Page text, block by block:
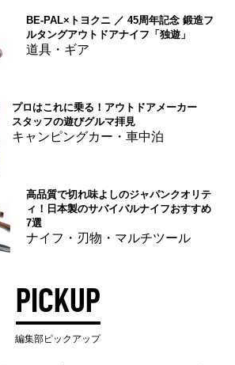
BE-PAL×トヨクニ ／ 45周年記念 鍛造フ
ルタングアウトドアナイフ「独遊」
道具・ギア
プロはこれに乗る！アウトドアメーカー
スタッフの遊びグルマ拝見
キャンピングカー・車中泊
高品質で切れ味よしのジャパンクオリテ
ィ！日本製のサバイバルナイフおすすめ
7選
ナイフ・刃物・マルチツール
PICKUP
編集部ピックアップ